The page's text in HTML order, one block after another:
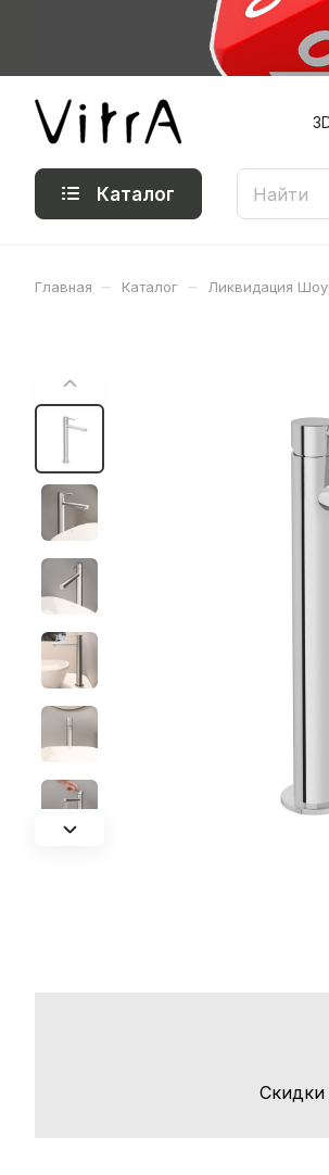
Каталог
Главная – Каталог – Ликвидация